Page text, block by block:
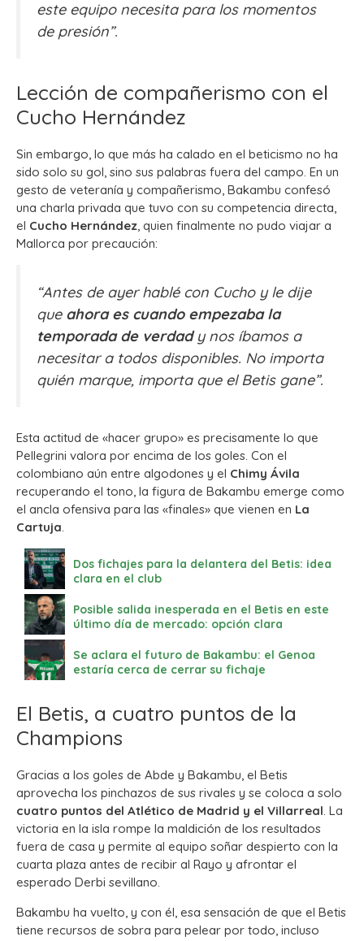
este equipo necesita para los momentos
de presión”.
Lección de compañerismo con el
Cucho Hernández
Sin embargo, lo que más ha calado en el beticismo no ha
sido solo su gol, sino sus palabras fuera del campo. En un
gesto de veteranía y compañerismo, Bakambu confesó
una charla privada que tuvo con su competencia directa,
el Cucho Hernández, quien finalmente no pudo viajar a
Mallorca por precaución:
“Antes de ayer hablé con Cucho y le dije
que ahora es cuando empezaba la
temporada de verdady nos íbamos a
necesitar a todos disponibles. No importa
quién marque, importa que el Betis gane”.
Esta actitud de «hacer grupo» es precisamente lo que
Pellegrini valora por encima de los goles. Con el
colombiano aún entre algodones y el Chimy Ávila
recuperando el tono, la figura de Bakambu emerge como
el ancla ofensiva para las «finales» que vienen en La
Cartuja.
Dos fichajes para la delantera del Betis: idea
clara en el club
Posible salida inesperada en el Betis en este
último día de mercado: opción clara
Se aclara el futuro de Bakambu: el Genoa
estaría cerca de cerrar su fichaje
El Betis, a cuatro puntos de la
Champions
Gracias a los goles de Abde y Bakambu, el Betis
aprovecha los pinchazos de sus rivales y se coloca a solo
cuatro puntos del Atlético de Madrid y el Villarreal. La
victoria en la isla rompe la maldición de los resultados
fuera de casa y permite al equipo soñar despierto con la
cuarta plaza antes de recibir al Rayo y afrontar el
esperado Derbi sevillano.
Bakambu ha vuelto, y con él, esa sensación de que el Betis
tiene recursos de sobra para pelear por todo, incluso